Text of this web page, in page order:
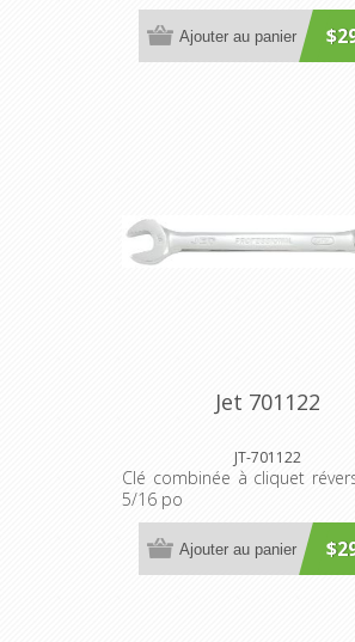
Ajouter au panier
Jet 701122
JT-701122
Clé combinée à cliquet
5/16 po
Ajouter au panier